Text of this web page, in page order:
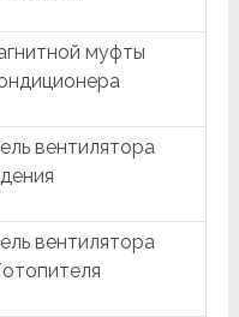
муфты
вентилятора
вентилятора